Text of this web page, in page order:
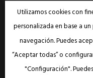
Contamos
Utilizamos cookies con
personalizada en base a
navegación. Puedes
“Aceptar todas” o
"Configuración".